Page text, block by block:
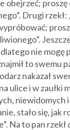
obejrzeć; proszę
Drugi rzekł:
nie mogę
to swemu
nakazał
ulice i w zaułki
niewidomych
stało się, jak
Na to pan rzekł